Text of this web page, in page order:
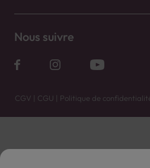
Nous suivre
CGV | CGU | Politique de
Vente uniquement en caves. Contactez votre